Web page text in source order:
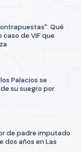
Qué
de VIF que
Palacios se
su suegro por
de padre imputado
dos años en Las